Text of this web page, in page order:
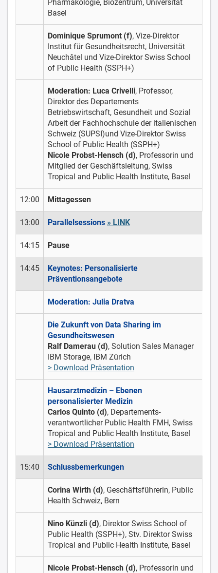
Pharmakologie, Biozentrum, Universität
Basel
Dominique Sprumont (f), Vize-Direktor
Institut für Gesundheitsrecht, Universität
Neuchâtel und Vize-Direktor Swiss School
of Public Health (SSPH+)
Moderation: Luca Crivelli, Professor,
Direktor des Departements
Betriebswirtschaft, Gesundheit und Sozial
Arbeit der Fachhochschule der italienischen
Schweiz (SUPSI)und Vize-Direktor Swiss
School of Public Health (SSPH+)
Nicole Probst-Hensch (d), Professorin und
Mitglied der Geschäftsleitung, Swiss
Tropical and Public Health Institute, Basel
12:00 Mittagessen
13:00 Parallelsessions » LINK
14:15 Pause
14:45
Keynotes: Personalisierte
Präventionsangebote
Moderation: Julia Dratva
Die Zukunft von Data Sharing im
Gesundheitswesen
Ralf Damerau (d), Solution Sales Manager
IBM Storage, IBM Zürich
> Download Präsentation
Hausarztmedizin – Ebenen
personalisierter Medizin
Carlos Quinto (d), Departements-
verantwortlicher Public Health FMH, Swiss
Tropical and Public Health Institute, Basel
> Download Präsentation
15:40 Schlussbemerkungen
Corina Wirth (d), Geschäftsführerin, Public
Health Schweiz, Bern
Nino Künzli (d), Direktor Swiss School of
Public Health (SSPH+), Stv. Direktor Swiss
Tropical and Public Health Institute, Basel
Nicole Probst-Hensch (d), Professorin und